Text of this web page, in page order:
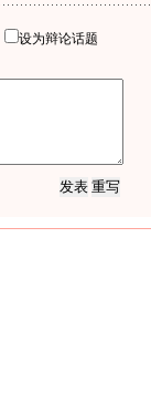
设为辩论话题